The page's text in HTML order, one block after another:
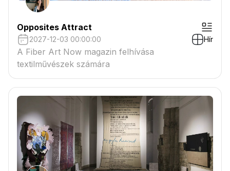
Opposites Attract
2027-12-03 00:00:00 Hír
A Fiber Art Now magazin felhívása
textilművészek számára